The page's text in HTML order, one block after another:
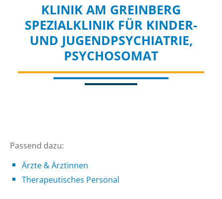
KLINIK AM GREINBERG
SPEZIALKLINIK FÜR KINDER-
UND JUGENDPSYCHIATRIE,
PSYCHOSOMAT
Passend dazu:
Ärzte & Ärztinnen
Therapeutisches Personal